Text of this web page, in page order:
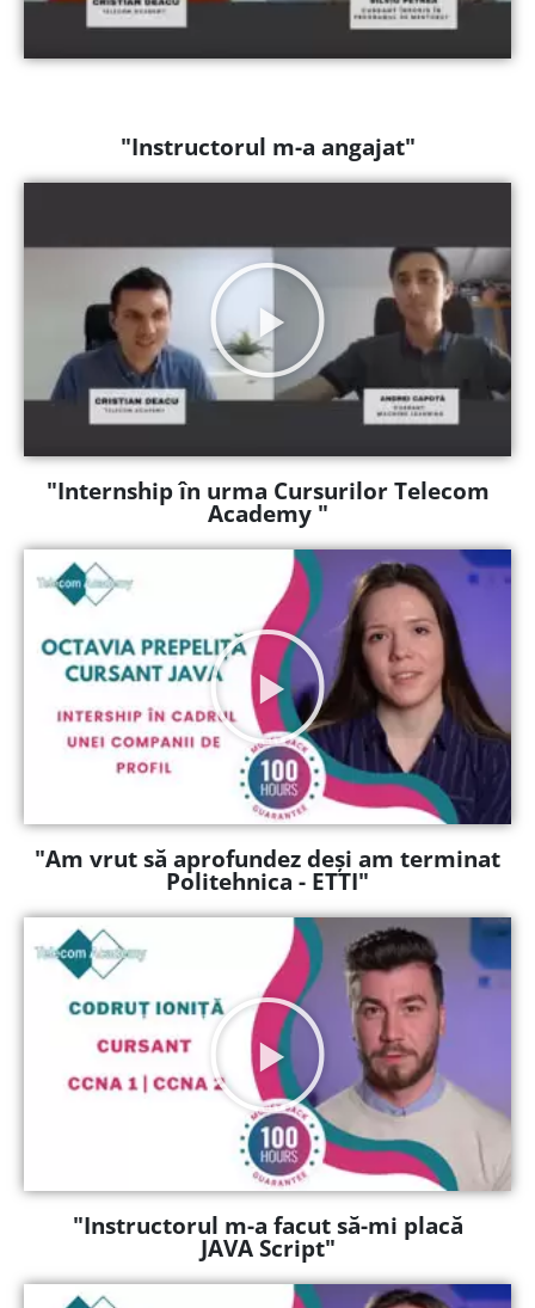
"Instructorul m-a angajat"
"Internship în urma Cursurilor Telecom
Academy "
"Am vrut să aprofundez deși am terminat
Politehnica - ETTI"
"Instructorul m-a facut să-mi placă
JAVA Script"